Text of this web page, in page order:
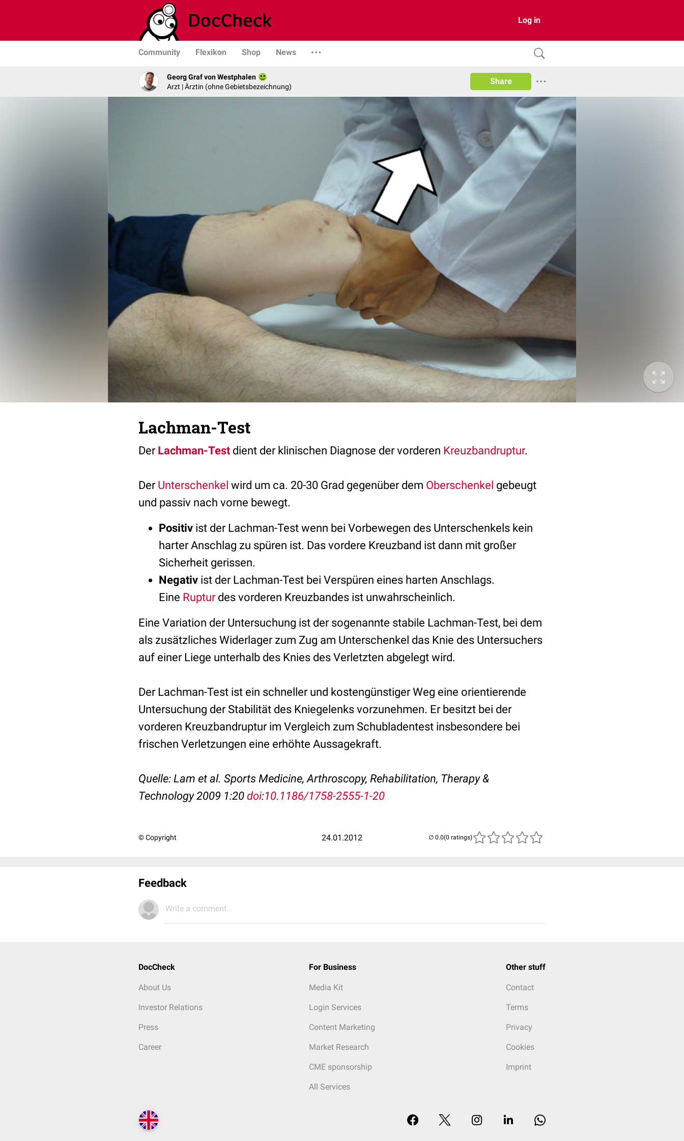
Log in
Community Flexikon Shop News
Georg Graf von Westphalen
Arzt | Ärztin (ohne Gebietsbezeichnung)
Share
Lachman-Test
Der Lachman-Test dient der klinischen Diagnose der vorderen Kreuzbandruptur.
Der Unterschenkel wird um ca. 20-30 Grad gegenüber dem Oberschenkel gebeugt
und passiv nach vorne bewegt.
Positiv ist der Lachman-Test wenn bei Vorbewegen des Unterschenkels kein
harter Anschlag zu spüren ist. Das vordere Kreuzband ist dann mit großer
Sicherheit gerissen.
Negativ ist der Lachman-Test bei Verspüren eines harten Anschlags.
Eine Rupturdes vorderen Kreuzbandes ist unwahrscheinlich.
Eine Variation der Untersuchung ist der sogenannte stabile Lachman-Test, bei dem
als zusätzliches Widerlager zum Zug am Unterschenkel das Knie des Untersuchers
auf einer Liege unterhalb des Knies des Verletzten abgelegt wird.
Der Lachman-Test ist ein schneller und kostengünstiger Weg eine orientierende
Untersuchung der Stabilität des Kniegelenks vorzunehmen. Er besitzt bei der
vorderen Kreuzbandruptur im Vergleich zum Schubladentest insbesondere bei
frischen Verletzungen eine erhöhte Aussagekraft.
Quelle: Lam et al. Sports Medicine, Arthroscopy, Rehabilitation, Therapy &
Technology 2009 1:20 doi:10.1186/1758-2555-1-20
© Copyright 24.01.2012 (0 ratings)
Feedback
Write a comment...
DocCheck
About Us
Investor Relations
Press
Career
For Business
Media Kit
Login Services
Content Marketing
Market Research
CME sponsorship
All Services
Other stuff
Contact
Terms
Privacy
Cookies
Imprint